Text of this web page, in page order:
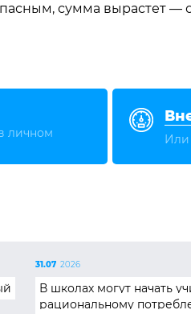
сумма вырастет —
личном
Или
31.07 2026
В школах могут начать
рациональному